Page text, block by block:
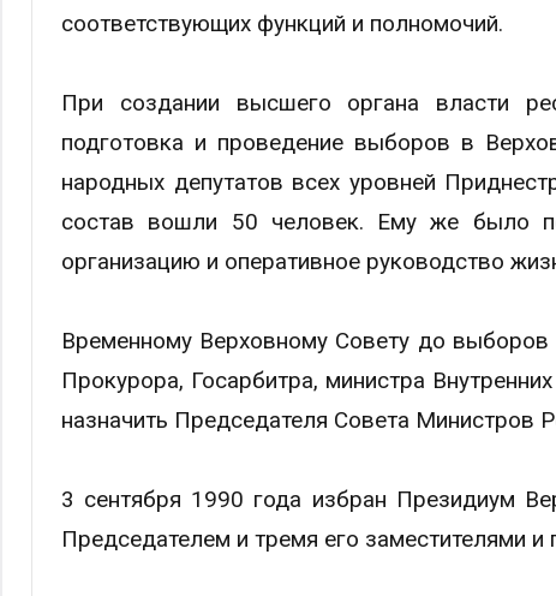
соответствующих функций и полномочий.
При создании высшего органа власти
подготовка и проведение выборов в
народных депутатов всех уровней
состав вошли 50 человек. Ему же было
организацию и оперативное руководство
Временному Верховному Совету до выборов
Прокурора, Госарбитра, министра
назначить Председателя Совета Министров
3 сентября 1990 года избран Президиум
Председателем и тремя его заместителями и